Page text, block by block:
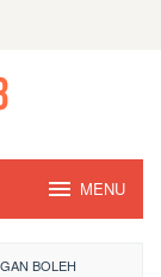
MENU
BOLEH